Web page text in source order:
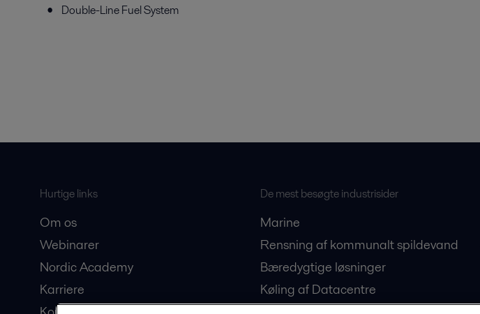
Double-Line Fuel System
Hurtige links
Om os
Webinarer
Nordic Academy
Karriere
De mest besøgte industrisider
Marine
Rensning af kommunalt spildevand
Bæredygtige løsninger
Køling af Datacentre